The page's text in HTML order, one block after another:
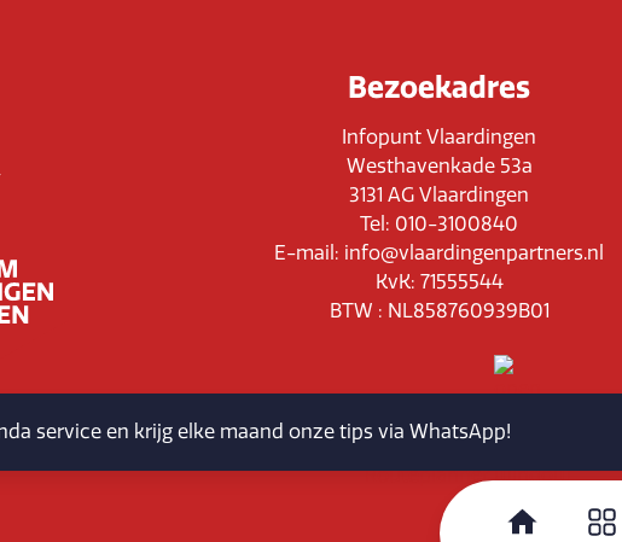
Bezoekadres
Infopunt Vlaardingen
Westhavenkade 53a
3131 AG Vlaardingen
Tel: 010-3100840
E-mail: info@vlaardingenpartners.nl
KvK: 71555544
BTW : NL858760939B01
Routeplanner
service en krijg elke maand onze tips via WhatsApp!